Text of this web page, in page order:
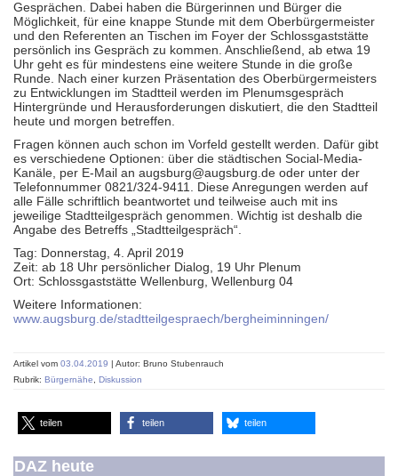
Gesprächen. Dabei haben die Bürgerinnen und Bürger die
Möglichkeit, für eine knappe Stunde mit dem Oberbürgermeister
und den Referenten an Tischen im Foyer der Schlossgaststätte
persönlich ins Gespräch zu kommen. Anschließend, ab etwa 19
Uhr geht es für mindestens eine weitere Stunde in die große
Runde. Nach einer kurzen Präsentation des Oberbürgermeisters
zu Entwicklungen im Stadtteil werden im Plenumsgespräch
Hintergründe und Herausforderungen diskutiert, die den Stadtteil
heute und morgen betreffen.
Fragen können auch schon im Vorfeld gestellt werden. Dafür gibt
es verschiedene Optionen: über die städtischen Social-Media-
Kanäle, per E-Mail an augsburg@augsburg.de oder unter der
Telefonnummer 0821/324-9411. Diese Anregungen werden auf
alle Fälle schriftlich beantwortet und teilweise auch mit ins
jeweilige Stadtteilgespräch genommen. Wichtig ist deshalb die
Angabe des Betreffs „Stadtteilgespräch“.
Tag: Donnerstag, 4. April 2019
Zeit: ab 18 Uhr persönlicher Dialog, 19 Uhr Plenum
Ort: Schlossgaststätte Wellenburg, Wellenburg 04
Weitere Informationen:
www.augsburg.de/stadtteilgespraech/bergheiminningen/
Artikel vom 03.04.2019 | Autor: Bruno Stubenrauch
Rubrik: Bürgernähe Diskussion
teilen teilen teilen
DAZ heute